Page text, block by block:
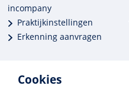
Cookies
incompany
Praktijkinstellingen
Erkenning aanvragen